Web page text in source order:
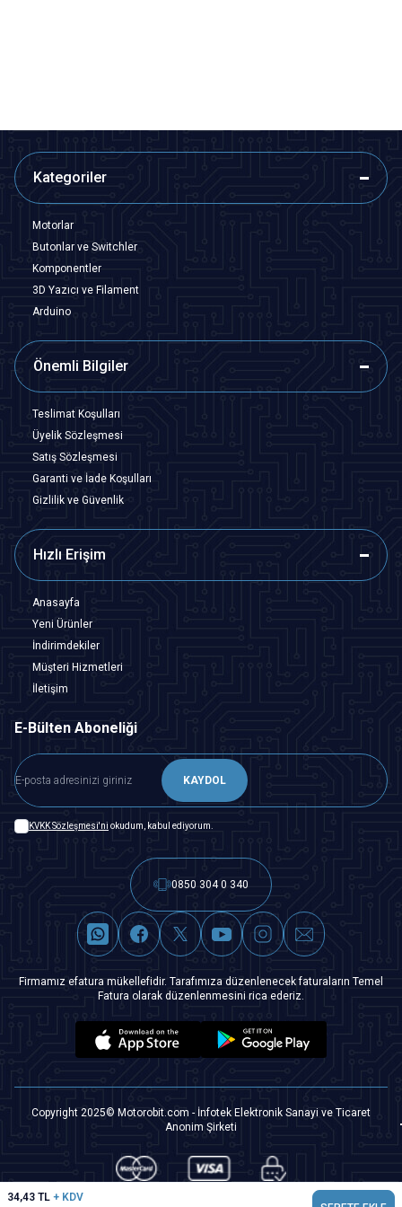
34,43 TL + KDV
Kategoriler
Motorlar
Butonlar ve Switchler
Komponentler
3D Yazıcı ve Filament
Arduino
Önemli Bilgiler
Teslimat Koşulları
Üyelik Sözleşmesi
Satış Sözleşmesi
Garanti ve İade Koşulları
Gizlilik ve Güvenlik
Hızlı Erişim
Anasayfa
Yeni Ürünler
İndirimdekiler
Müşteri Hizmetleri
İletişim
E-Bülten Aboneliği
KAYDOL
KVKK Sözleşmesi'ni okudum, kabul ediyorum.
0850 304 0 340
Firmamız efatura mükellefidir. Tarafımıza düzenlenecek faturaların Temel
Fatura olarak düzenlenmesini rica ederiz.
Copyright 2025© Motorobit.com - İnfotek Elektronik Sanayi ve Ticaret
Anonim Şirketi